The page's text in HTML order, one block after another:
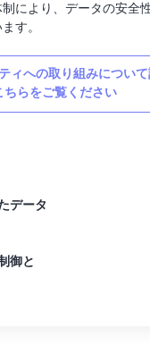
により、データの安全
す。
ィへの取り組みについ
ちらをご覧ください
データ
御と